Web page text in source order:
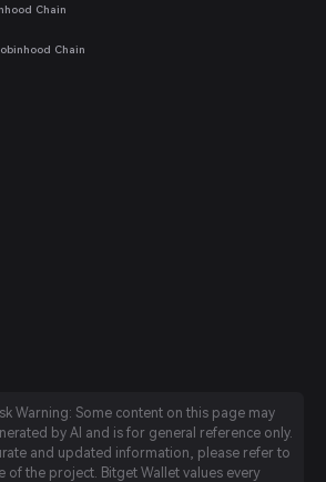
Chain
Chain
Warning: Some content on this page may
by AI and is for general reference only.
and updated information, please refer to
of the project. Bitget Wallet values every